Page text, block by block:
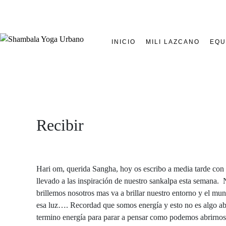
INICIO MILI LAZCANO
Recibir
Hari om, querida Sangha, hoy os escribo a media tarde
llevado a las inspiración de nuestro sankalpa esta
brillemos nosotros mas va a brillar nuestro entorno y el
esa luz…. Recordad que somos energía y esto no es algo
termino energía para parar a pensar como podemos